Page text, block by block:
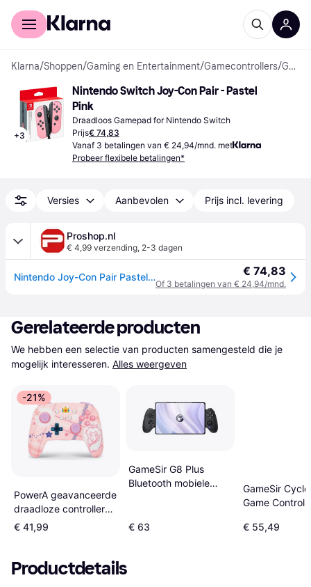
Voor shoppers
Klarna/Shoppen/Gaming en Entertainment/Gamecontrollers/ Gamepads
+3
Nintendo Switch Joy-Con Pair - Pastel
Pink
Draadloos Gamepad for Nintendo Switch
Prijs€ 74,83
Vanaf 3 betalingen van € 24,94/mnd. met
Probeer flexibele betalingen*
Versies Aanbevolen Prijs incl. levering
Proshop.nl
€ 4,99 verzending, 2-3 dagen
Nintendo Joy-Con Pair Pastel Pink - Wireless Controller - Nintendo Switch € 74,83
Of 3 betalingen van € 24,94/mnd.
Gerelateerde producten
We hebben een selectie van producten samengesteld die je
mogelijk interesseren. Alles weergeven
-21%
PowerA geavanceerde
draadloze controller
voor Nintendo Switch
Princess Peach ruit
Switch
€ 41,99
GameSir G8 Plus
Bluetooth mobiele
schakelaar, iOS,
€ 63
GameSir
Game
€ 55,49
Productdetails